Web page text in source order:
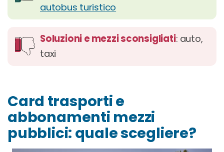
autobus turistico
Soluzioni e mezzi sconsigliati: auto,
taxi
Card trasporti e
abbonamenti mezzi
pubblici: quale scegliere?